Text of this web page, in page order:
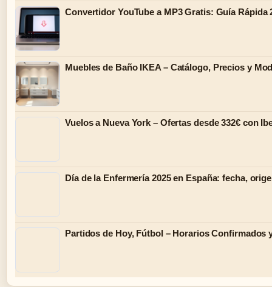
Convertidor YouTube a MP3 Gratis: Guía Rápida
Muebles de Baño IKEA – Catálogo, Precios y
Vuelos a Nueva York – Ofertas desde 332€ con
Día de la Enfermería 2025 en España: fecha,
Partidos de Hoy, Fútbol – Horarios Confirmados